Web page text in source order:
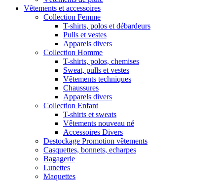
Vêtements et accessoires
Collection Femme
T-shirts, polos et débardeurs
Pulls et vestes
Apparels divers
Collection Homme
T-shirts, polos, chemises
Sweat, pulls et vestes
Vêtements techniques
Chaussures
Apparels divers
Collection Enfant
T-shirts et sweats
Vêtements nouveau né
Accessoires Divers
Destockage Promotion vêtements
Casquettes, bonnets, echarpes
Bagagerie
Lunettes
Maquettes